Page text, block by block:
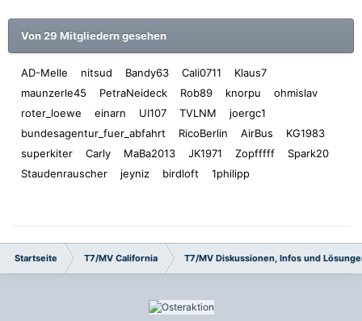
Von 29 Mitgliedern gesehen
AD-Melle nitsud Bandy63 Cali0711
Klaus7
maunzerle45
PetraNeideck Rob89 knorpu
ohmislav
roter_loewe
einarn UI107 TVLNM
joergc1
bundesagentur_fuer_abfahrt
RicoBerlin AirBus
KG1983
superkiter
Carly MaBa2013 JK1971 Zopfffff
Spark20
Staudenrauscher
jeyniz birdloft 1philipp
Startseite T7/MV California T7/MV Diskussionen, Infos und